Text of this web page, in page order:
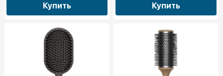
Купить Купить